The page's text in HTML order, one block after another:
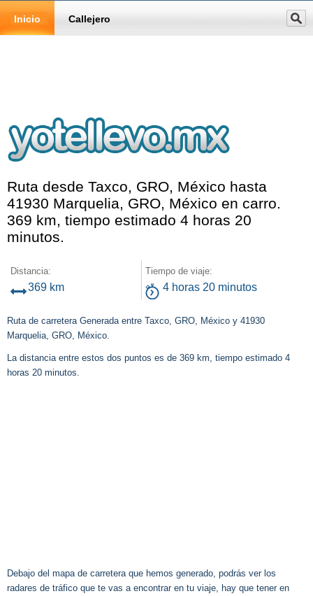
Inicio Callejero
Ruta desde Taxco, GRO, México hasta
41930 Marquelia, GRO, México en carro.
369 km, tiempo estimado 4 horas 20
minutos.
Distancia:
369 km
Tiempo de viaje:
4 horas 20 minutos
Ruta de carretera Generada entre Taxco, GRO, México y 41930
Marquelia, GRO, México.
La distancia entre estos dos puntos es de 369 km, tiempo estimado 4
horas 20 minutos.
Debajo del mapa de carretera que hemos generado, podrás ver los
radares de tráfico que te vas a encontrar en tu viaje, hay que tener en